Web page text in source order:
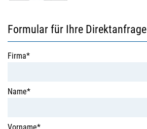
Formular für Ihre Direktanfrage
Firma*
Name*
Vorname*